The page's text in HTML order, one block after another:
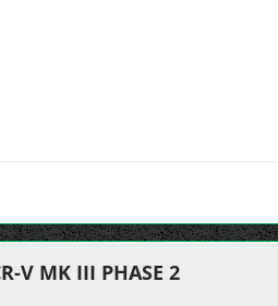
V MK III PHASE 2